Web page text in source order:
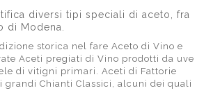
diversi tipi speciali di aceto, fra
di Modena.
storica nel fare Aceto di Vino e
Aceti pregiati di Vino prodotti da uve
di vitigni primari. Aceti di Fattorie
grandi Chianti Classici, alcuni dei quali